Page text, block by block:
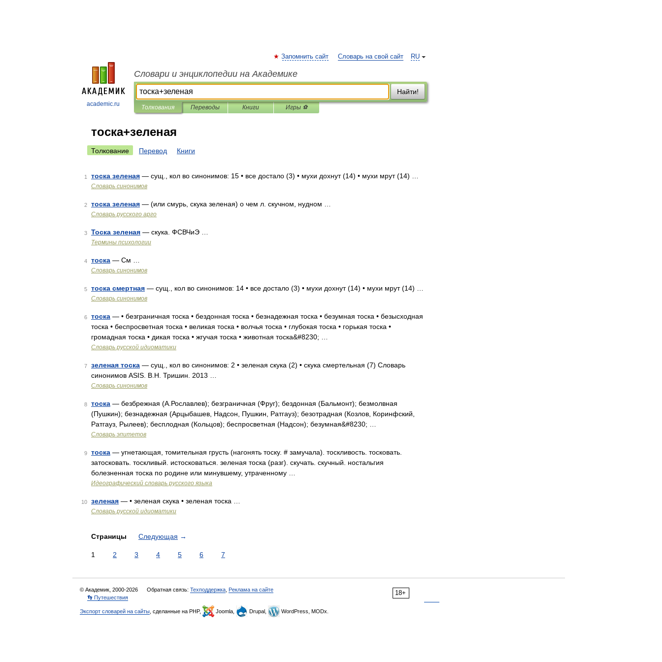
academic.ru
RU
Запомнить сайт Словарь на свой сайт
Словари и энциклопедии на Академике
Найти!
Толкования Переводы Книги Игры ⚽
тоска+зеленая
Толкование Перевод Книги
1 тоска зеленая — сущ., кол во синонимов: 15 • все достало (3) • мухи дохнут (14) • мухи мрут (14) …
Словарь синонимов
2 тоска зеленая — (или смурь, скука зеленая) о чем л. скучном, нудном …
Словарь русского арго
3 Тоска зеленая — скука. ФСВЧиЭ …
Термины психологии
4 тоска — См …
Словарь синонимов
5 тоска смертная — сущ., кол во синонимов: 14 • все достало (3) • мухи дохнут (14) • мухи мрут (14) …
Словарь синонимов
6 тоска — • безграничная тоска • бездонная тоска • безнадежная тоска • безумная тоска • безысходная
тоска • беспросветная тоска • великая тоска • волчья тоска • глубокая тоска • горькая тоска •
громадная тоска • дикая тоска • жгучая тоска • животная тоска&#8230; …
Словарь русской идиоматики
7 зеленая тоска — сущ., кол во синонимов: 2 • зеленая скука (2) • скука смертельная (7) Словарь
синонимов ASIS. В.Н. Тришин. 2013 …
Словарь синонимов
8 тоска — безбрежная (А.Рославлев); безграничная (Фруг); бездонная (Бальмонт); безмолвная
(Пушкин); безнадежная (Арцыбашев, Надсон, Пушкин, Ратгауз); безотрадная (Козлов, Коринфский,
Ратгауз, Рылеев); бесплодная (Кольцов); беспросветная (Надсон); безумная&#8230; …
Словарь эпитетов
9 тоска — угнетающая, томительная грусть (нагонять тоску. # замучала). тоскливость. тосковать.
затосковать. тоскливый. истосковаться. зеленая тоска (разг). скучать. скучный. ностальгия
болезненная тоска по родине или минувшему, утраченному …
Идеографический словарь русского языка
10 зеленая — • зеленая скука • зеленая тоска …
Словарь русской идиоматики
Страницы Следующая →
1 2 3 4 5 6 7
18+
© Академик, 2000-2026 Обратная связь: Техподдержка Реклама на сайте
👣 Путешествия
Экспорт словарей на сайты , сделанные на PHP, Joomla, Drupal, WordPress, MODx.